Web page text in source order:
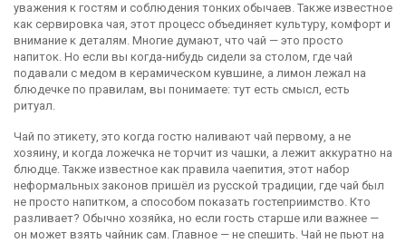
уважения к гостям и соблюдения тонких обычаев. Также известное
как сервировка чая, этот процесс объединяет культуру, комфорт и
внимание к деталям. Многие думают, что чай — это просто
напиток. Но если вы когда-нибудь сидели за столом, где чай
подавали с медом в керамическом кувшине, а лимон лежал на
блюдечке по правилам, вы понимаете: тут есть смысл, есть
ритуал.
Чай по этикету, это когда гостю наливают чай первому, а не
хозяину, и когда ложечка не торчит из чашки, а лежит аккуратно на
блюдце. Также известное как правила чаепития, этот набор
неформальных законов пришёл из русской традиции, где чай был
не просто напитком, а способом показать гостеприимство. Кто
разливает? Обычно хозяйка, но если гость старше или важнее —
он может взять чайник сам. Главное — не спешить. Чай не пьют на